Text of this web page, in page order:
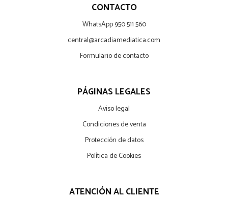
CONTACTO
WhatsApp 950 511 560
central@arcadiamediatica.com
Formulario de contacto
PÁGINAS LEGALES
Aviso legal
Condiciones de venta
Protección de datos
Política de Cookies
ATENCIÓN AL CLIENTE